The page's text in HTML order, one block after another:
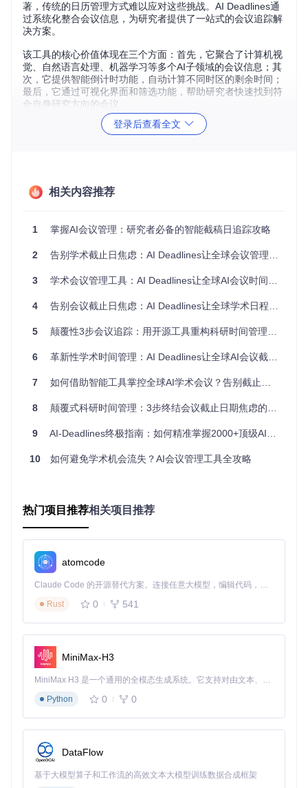
著，传统的日历管理方式难以应对这些挑战。AI Deadlines通
过系统化整合会议信息，为研究者提供了一站式的会议追踪解
决方案。
该工具的核心价值体现在三个方面：首先，它聚合了计算机视
觉、自然语言处理、机器学习等多个AI子领域的会议信息；其
次，它提供智能倒计时功能，自动计算不同时区的剩余时间；
最后，它通过可视化界面和筛选功能，帮助研究者快速找到符
合自身研究方向的会议。
要开始使用AI Deadlines，只需通过以下命令克隆项目到本
git clone
构化会议数据，每条记录包含以下关键信息：
字段 说明
示例
title
会议名称
AAAI 2024 Spring Symposium
截止日期
'2024-01-05 23:59:59'
timezone
时区信息
UTC-12
place
会议地点
Stanford, USA
按领域筛选：机器学习、计算机视觉、自然语言处理等8大
领域
按时间筛选：即将截止、近期会议、已完成会议
按地点筛选：北美、欧洲、亚洲等区域
通过组合使用这些筛选条件，研究者可以迅速找到符合自身需
求的会议信息，避免在海量信息中浪费时间。
优化：提升学术投稿效率的进阶技巧
红色：7天内截止（需立即处理）
橙色：30天内截止（需关注规划）
绿色：30天以上（可从容安排）
登录后查看全文
相关内容推荐
1 掌握AI会议管理：研究者必备的智能截稿日追踪攻略
2 告别学术截止日焦虑：AI Deadlines让全球会议管理变简单
3 学术会议管理工具：AI Deadlines让全球AI会议时间规划更高效
4 告别会议截止日焦虑：AI Deadlines让全球学术日程管理化繁为简
5 颠覆性3步会议追踪：用开源工具重构科研时间管理体系
6 革新性学术时间管理：AI Deadlines让全球AI会议截稿不再错过
7 如何借助智能工具掌控全球AI学术会议？告别截止日焦虑的高效指南
8 颠覆式科研时间管理：3步终结会议截止日期焦虑的开源神器
9 AI-Deadlines终极指南：如何精准掌握2000+顶级AI会议投稿时间 ⏰
10 如何避免学术机会流失？AI会议管理工具全攻略
热门项目推荐相关项目推荐
atomcode
Claude Code 的开源替代方案。连接任意大模型，编辑代码，运行命令，自动验证 — 全自动执行。用 Rust 构建，极致性能。 ｜ An open-source alternative to Claude Code. Connect any LLM, edit code, run commands, and verify changes — autonomously. Built in Rust for speed. Get Started
Rust
0 541
MiniMax-H3
MiniMax H3 是一个通用的全模态生成系统。它支持对由文本、图像、视频和音频组成的多模态上下文进行统一理解，并能生成分辨率高达 2K、时长可达 15 秒的带原生立体声音频的视频。得益于面向任务泛化的系统设计，H3 在预训练阶段就已具备广泛的多模态上下文理解与生成能力，能够出色地执行复杂的多模态指令。
Python
0 0
DataFlow
基于大模型算子和工作流的高效文本大模型训练数据合成框架